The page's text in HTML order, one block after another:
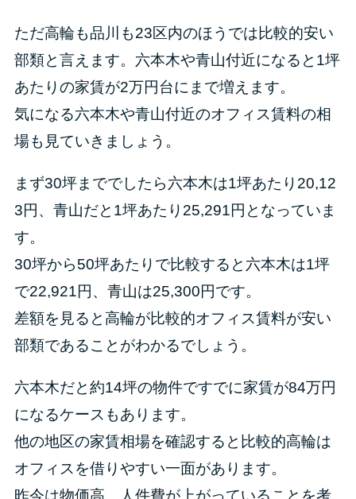
ただ高輪も品川も23区内のほうでは比較的安い
部類と言えます。六本木や青山付近になると1坪
あたりの家賃が2万円台にまで増えます。
気になる六本木や青山付近のオフィス賃料の相
場も見ていきましょう。
まず30坪まででしたら六本木は1坪あたり20,12
3円、青山だと1坪あたり25,291円となっていま
す。
30坪から50坪あたりで比較すると六本木は1坪
で22,921円、青山は25,300円です。
差額を見ると高輪が比較的オフィス賃料が安い
部類であることがわかるでしょう。
六本木だと約14坪の物件ですでに家賃が84万円
になるケースもあります。
他の地区の家賃相場を確認すると比較的高輪は
オフィスを借りやすい一面があります。
昨今は物価高、人件費が上がっていることを考